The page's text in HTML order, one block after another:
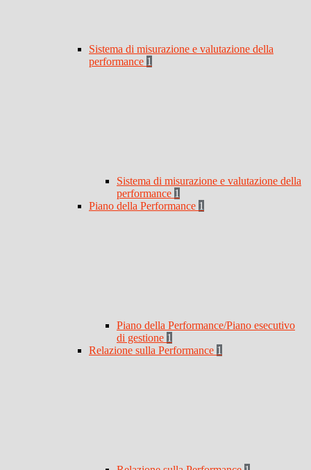
Sistema di misurazione e valutazione della
performance 1
Sistema di misurazione e valutazione della
performance 1
Piano della Performance 1
Piano della Performance/Piano esecutivo
di gestione 1
Relazione sulla Performance 1